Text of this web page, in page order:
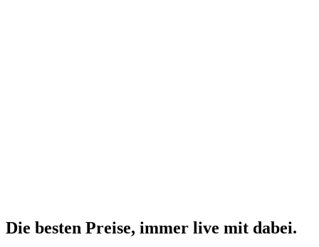
Die besten Preise, immer live mit dabei.